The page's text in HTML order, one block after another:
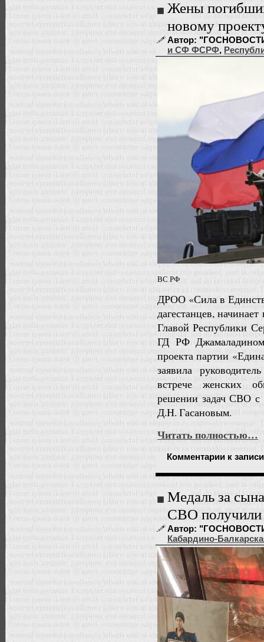
Жены
новому
Автор:
и СФ ФСРФ,
ВС РФ
ДРОО «Сила в
дагестанцев,
Главой Республики
ГД РФ Джамаладином
проекта партии
заявила
встрече женских
решении задач СВО с
Д.Н. Гасановым.
Читать полностью…
Комментарии к
Медаль за
СВО получили
Автор:
Кабардино-